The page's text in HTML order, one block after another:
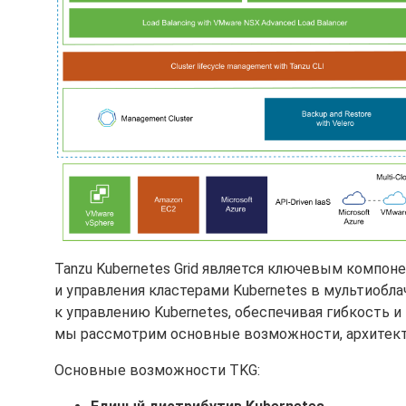
Tanzu Kubernetes Grid является ключевым
и управления кластерами Kubernetes в
к управлению Kubernetes, обеспечивая
мы рассмотрим основные возможности,
Основные возможности TKG: